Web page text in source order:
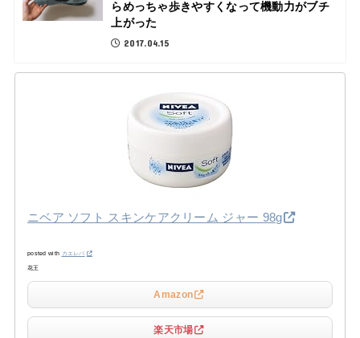
らめっちゃ歩きやすくなって機動力がブチ
上がった
2017.04.15
ニベア ソフト スキンケアクリーム ジャー 98g
posted with カエレバ
花王
Amazon
楽天市場